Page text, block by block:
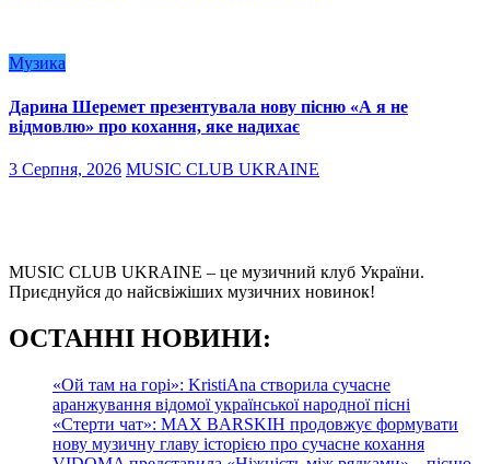
Музика
Дарина Шеремет презентувала нову пісню «А я не
відмовлю» про кохання, яке надихає
3 Серпня, 2026 MUSIC CLUB UKRAINE
MUSIC CLUB UKRAINE – це музичний клуб України.
Приєднуйся до найсвіжіших музичних новинок!
ОСТАННІ НОВИНИ:
«Ой там на горі»: KristiAna створила сучасне
аранжування відомої української народної пісні
«Стерти чат»: MAX BARSKIH продовжує формувати
нову музичну главу історією про сучасне кохання